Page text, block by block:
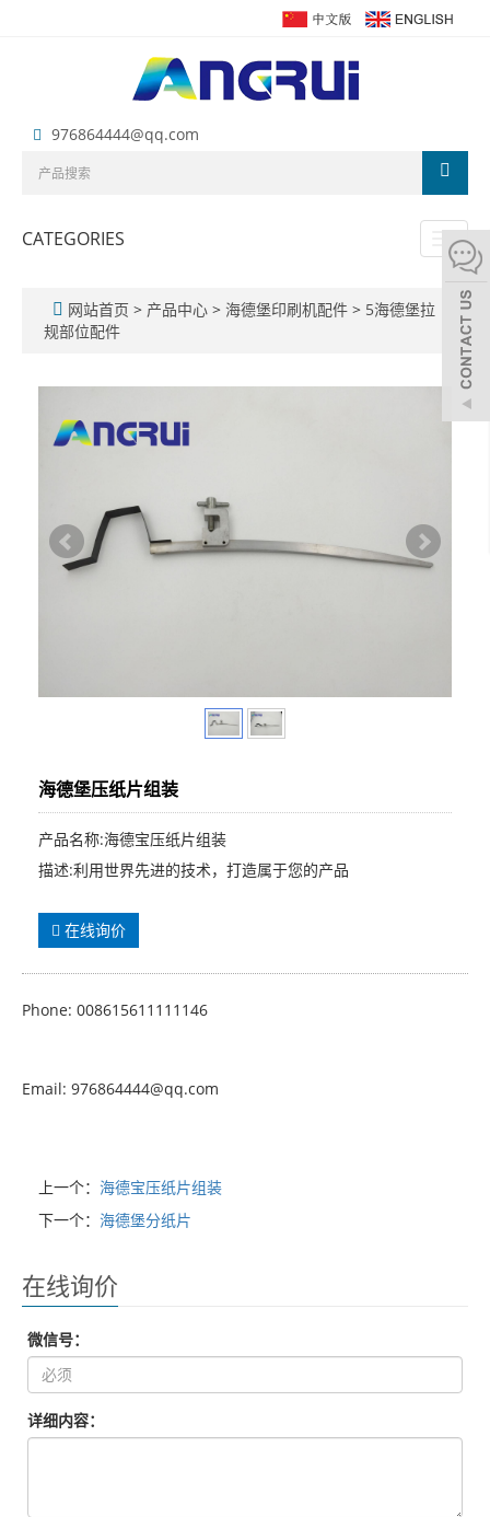
976864444@qq.com
Toggle
CATEGORIES
网站首页 > 产品中心 > 海德堡印刷机配件 > 5海德堡拉
规部位配件
海德堡压纸片组装
产品名称:海德宝压纸片组装
描述:利用世界先进的技术，打造属于您的产品
在线询价
Phone: 008615611111146
Email: 976864444@qq.com
上一个： 海德宝压纸片组装
下一个： 海德堡分纸片
在线询价
微信号：
详细内容：